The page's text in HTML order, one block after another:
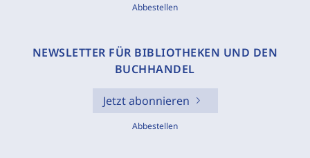
Abbestellen
NEWSLETTER FÜR BIBLIOTHEKEN UND DEN
BUCHHANDEL
Jetzt abonnieren
Abbestellen